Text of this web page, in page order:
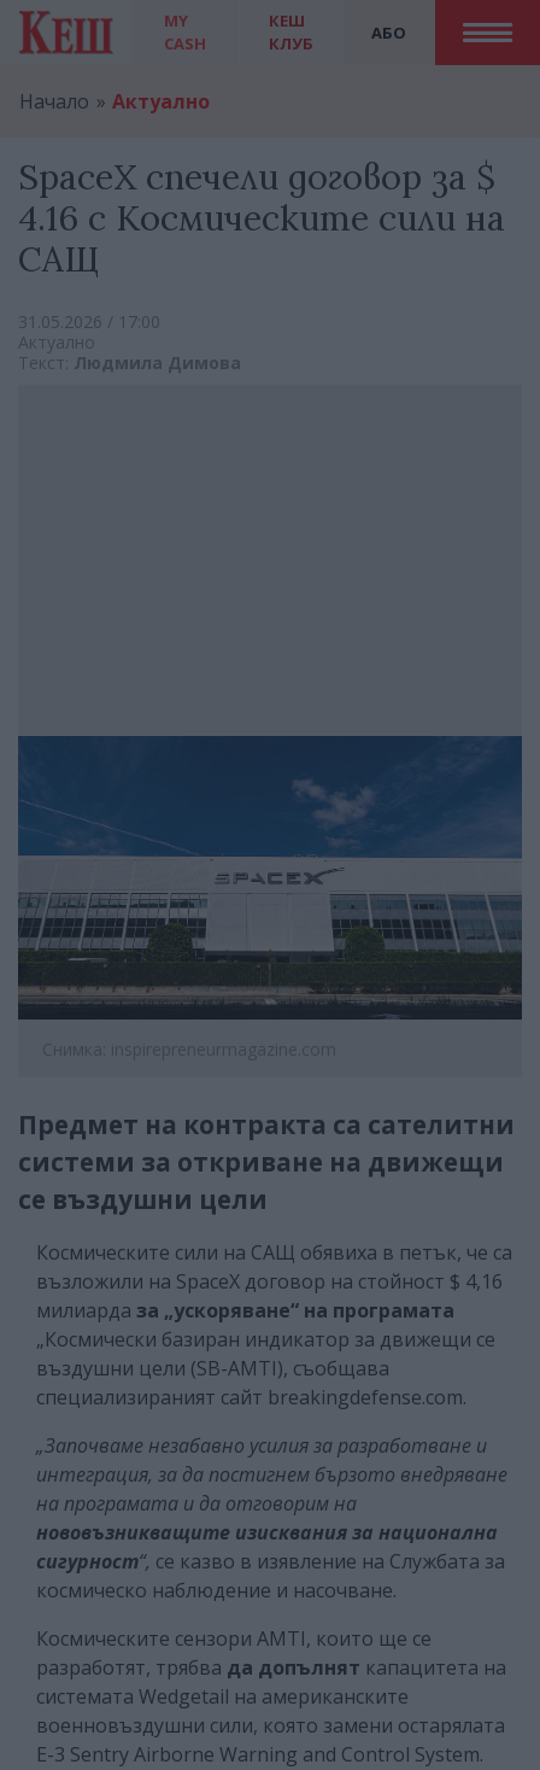
MY
CASH
АБО
КЕШ
КЛУБ
Начало Актуално
SpaceX спечели договор за $
4.16 с Космическите сили на
САЩ
31.05.2026 / 17:00
Актуално
Текст: Людмила Димова
Снимка: inspirepreneurmagazine.com
Предмет на контракта са сателитни
системи за откриване на движещи
се въздушни цели
Космическите сили на САЩ обявиха в петък, че са
възложили на SpaceX договор на стойност $ 4,16
милиарда за „ускоряване“ на програмата
„Космически базиран индикатор за движещи се
въздушни цели (SB-AMTI), съобщава
специализираният сайт breakingdefense.com.
„Започваме незабавно усилия за разработване и
интеграция, за да постигнем бързото внедряване
на програмата и да отговорим на
нововъзникващите изисквания за национална
сигурност“, се казво в изявление на Службата за
космическо наблюдение и насочване.
Космическите сензори AMTI, които ще се
разработят, трябва да допълнят капацитета на
системата Wedgetail на американските
военновъздушни сили, която замени остарялата
E-3 Sentry Airborne Warning and Control System.